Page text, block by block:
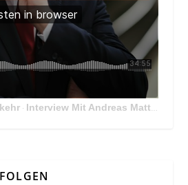
· Interview Mit Andreas Matthä, CEO der ÖBB Holding